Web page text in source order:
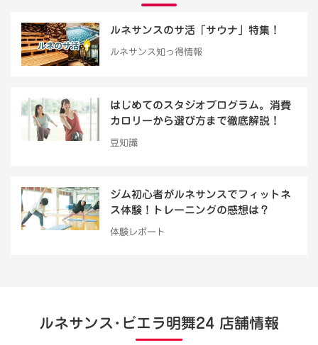
ルネサンスのサ活「サウナ」特集！
ルネサンス知っ得情報
はじめてのスタジオプログラム。消費
カロリーから選び方まで徹底解説！
豆知識
ジム初心者がルネサンスでフィットネ
ス体験！トレーニングの感想は？
体験レポート
ルネサンス･ビエラ明舞24 店舗情報